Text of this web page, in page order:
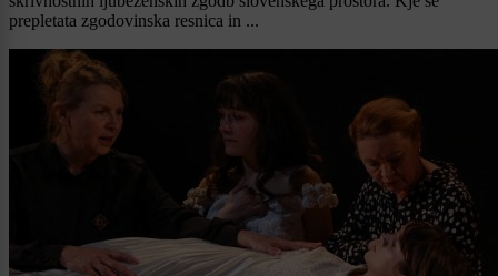
prepletata zgodovinska resnica in ...